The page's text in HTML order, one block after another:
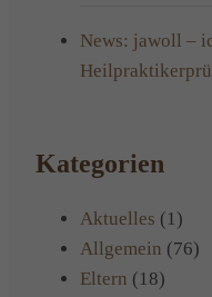
News: jawoll –
Kategorien
Aktuelles (1)
Allgemein (76)
Eltern (18)